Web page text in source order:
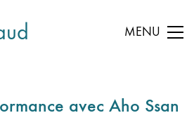
MENU
avec Aho Ssan